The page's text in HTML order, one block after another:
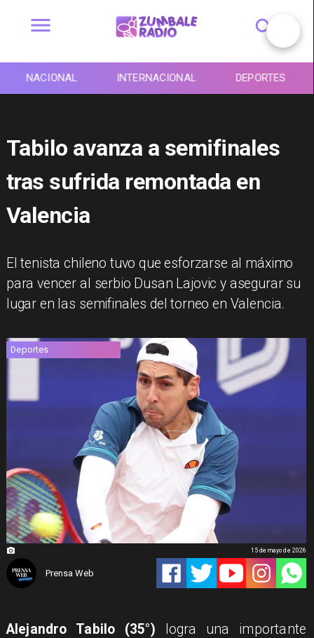
NACIONAL INTERNACIONAL DEPORTES
Tabilo avanza a semifinales
tras sufrida remontada en
Valencia
El tenista chileno tuvo que esforzarse al máximo
para vencer al serbio Dusan Lajovic y asegurar su
lugar en las semifinales del torneo en Valencia.
Deportes
Prensa Web
15 de mayo de 2026
Alejandro Tabilo (35°) logra una importante